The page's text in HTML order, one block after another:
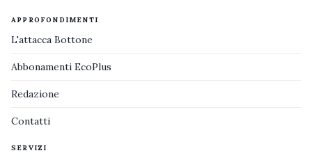
APPROFONDIMENTI
L'attacca Bottone
Abbonamenti EcoPlus
Redazione
Contatti
SERVIZI